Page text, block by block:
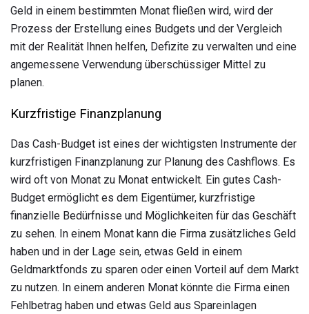
Geld in einem bestimmten Monat fließen wird, wird der
Prozess der Erstellung eines Budgets und der Vergleich
mit der Realität Ihnen helfen, Defizite zu verwalten und eine
angemessene Verwendung überschüssiger Mittel zu
planen.
Kurzfristige Finanzplanung
Das Cash-Budget ist eines der wichtigsten Instrumente der
kurzfristigen Finanzplanung zur Planung des Cashflows. Es
wird oft von Monat zu Monat entwickelt. Ein gutes Cash-
Budget ermöglicht es dem Eigentümer, kurzfristige
finanzielle Bedürfnisse und Möglichkeiten für das Geschäft
zu sehen. In einem Monat kann die Firma zusätzliches Geld
haben und in der Lage sein, etwas Geld in einem
Geldmarktfonds zu sparen oder einen Vorteil auf dem Markt
zu nutzen. In einem anderen Monat könnte die Firma einen
Fehlbetrag haben und etwas Geld aus Spareinlagen